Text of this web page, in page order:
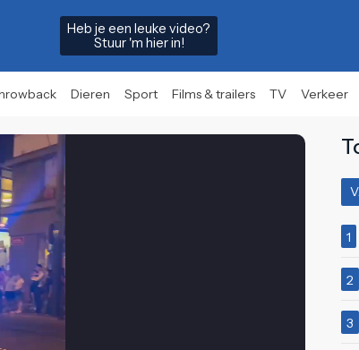
Heb je een leuke video?
Stuur 'm hier in!
Dieren Sport Films & trailers TV Verkeer
1
2
3